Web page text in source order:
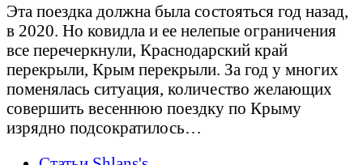
Эта поездка должна была состояться год назад,
в 2020. Но ковидла и ее нелепые ограничения
все перечеркнули, Краснодарский край
перекрыли, Крым перекрыли. За год у многих
поменялась ситуация, количество желающих
совершить весеннюю поездку по Крыму
изрядно подсократилось…